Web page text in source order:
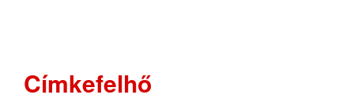
Címkefelhő